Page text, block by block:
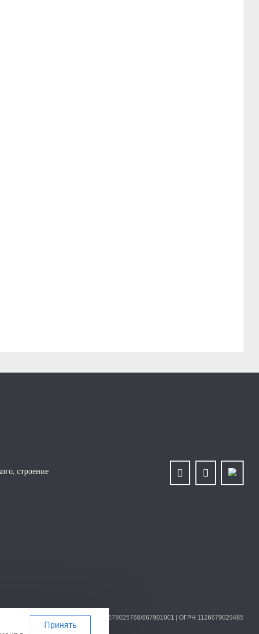
строение
ООО «Уралплит» | ИНН/КПП 6679025768/667901001 | ОГРН 1126679029465
Принять